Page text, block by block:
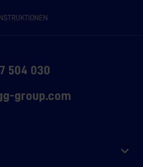
504 030
group.com